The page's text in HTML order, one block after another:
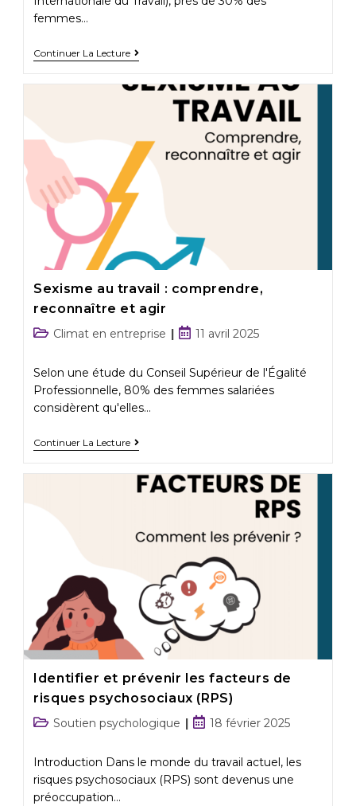
femmes…
Continuer La Lecture
Sexisme au travail : comprendre,
reconnaître et agir
Climat en entreprise 11 avril 2025
Selon une étude du Conseil Supérieur de l'Égalité
Professionnelle, 80% des femmes salariées
considèrent qu'elles…
Continuer La Lecture
Identifier et prévenir les facteurs de
risques psychosociaux (RPS)
Soutien psychologique 18 février 2025
Introduction Dans le monde du travail actuel, les
risques psychosociaux (RPS) sont devenus une
préoccupation…